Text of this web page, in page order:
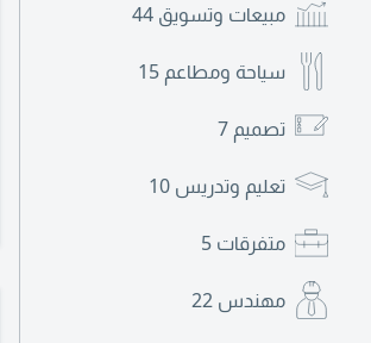
مبيعات وتسويق 44
سياحة ومطاعم 15
تصميم 7
تعليم وتدريس 10
متفرقات 5
مهندس 22